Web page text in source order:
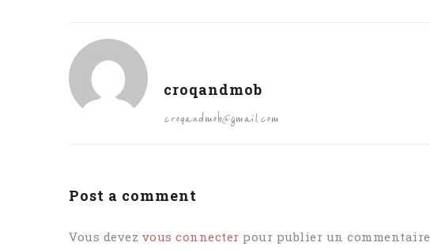
croqandmob
croqandmob@gmail.com
Post a comment
Vous devez vous connecter pour publier un commentaire.